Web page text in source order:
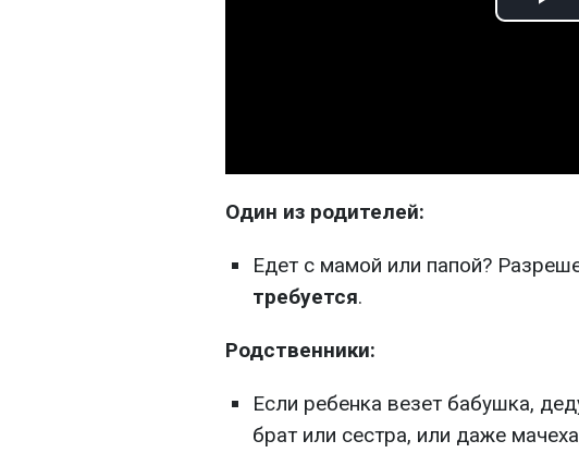
Один из родителей:
Едет с мамой или папой?
требуется.
Родственники:
Если ребенка везет бабушка,
брат или сестра, или даже